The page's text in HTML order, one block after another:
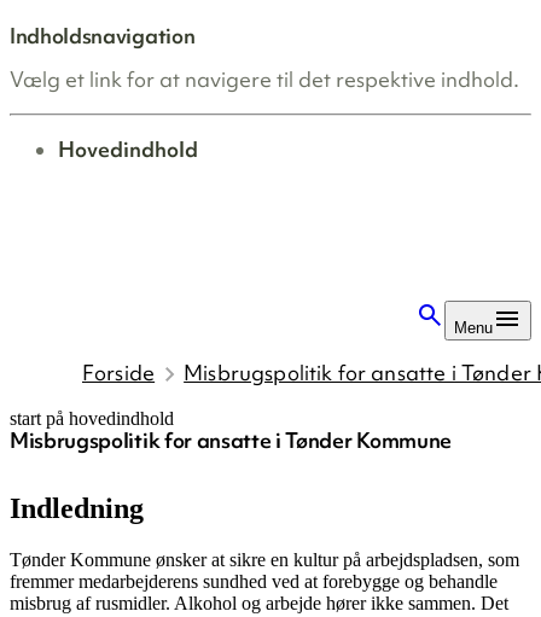
Indholdsnavigation
Vælg et link for at navigere til det respektive indhold.
gå til
Hovedindhold
Menu
Forside Misbrugspolitik for ansatte i Tønder
start på hovedindhold
Misbrugspolitik for ansatte i Tønder Kommune
senest opdateret 20. juni 2025
Indledning
Tønder Kommune ønsker at sikre en kultur på arbejdspladsen, som
fremmer medarbejderens sundhed ved at forebygge og behandle
misbrug af rusmidler. Alkohol og arbejde hører ikke sammen. Det